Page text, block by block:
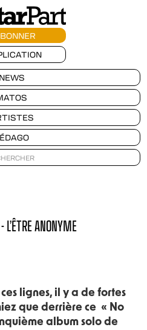
NEWS
ANONYME
lignes, il y a de fortes
que derrière ce « No
album solo de